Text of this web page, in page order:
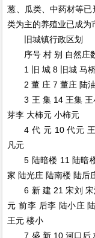
葱、瓜类、中药材等
类为主的养殖业已成为
旧城镇行政区划
序号 村 别 自然庄
1 旧 城 8 旧城 马桥
2 董 庄 7 董庄 陆油
3 王 集 14 王集 王
芽李 大柿元 小柿元
4 代 元 10 代元 王
凡元
5 陆暗楼 11 陆暗楼
家 陆光庄 陆南楼 陆后
6 新 建 21 宋刘 宋
元 前李 后李 陆小庄
王元 楼小
7 盛 新 10 河口后